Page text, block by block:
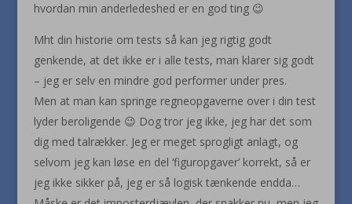
hvordan min anderledeshed er en god ting 😉
Mht din historie om tests så kan jeg rigtig godt
genkende, at det ikke er i alle tests, man klarer sig godt
– jeg er selv en mindre god performer under pres.
Men at man kan springe regneopgaverne over i din test
lyder beroligende 😉 Dog tror jeg ikke, jeg har det som
dig med talrækker. Jeg er meget sprogligt anlagt, og
selvom jeg kan løse en del ‘figuropgaver’ korrekt, så er
jeg ikke sikker på, jeg er så logisk tænkende endda…